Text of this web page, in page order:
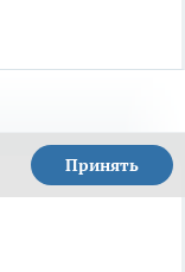
Принять